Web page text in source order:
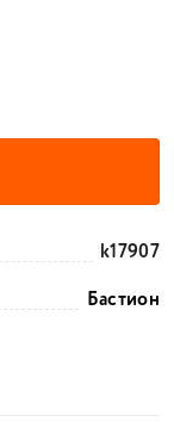
k17907
Бастион